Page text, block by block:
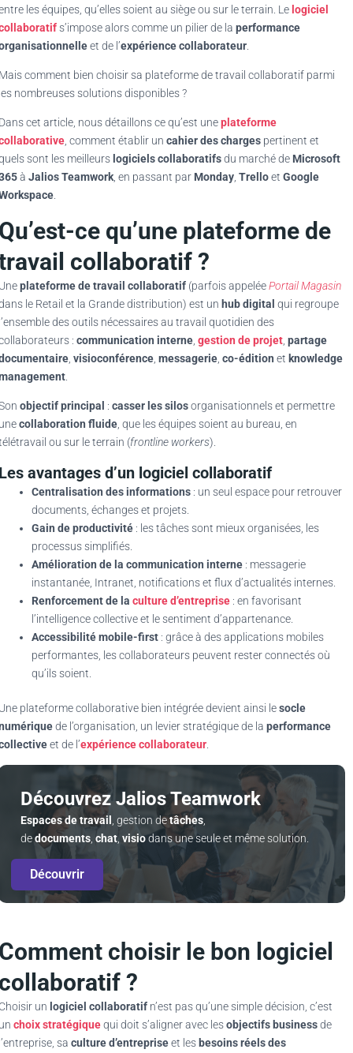
les équipes, qu’elles soient au siège ou sur le terrain. Lelogiciel
s’impose alors comme un pilier de la performance
et de l’expérience collaborateur
comment bien choisir sa plateforme de travail collaboratif parmi
nombreuses solutions disponibles ?
cet article, nous détaillons ce qu’est uneplateforme
, comment établir un cahier des charges pertinent et
sont les meilleurslogiciels collaboratifsdu marché de Microsoft
à Jalios Teamwork , en passant par Monday Trelloet Google
ce qu’une plateforme de
collaboratif ?
plateforme de travail collaboratif (parfois appeléePortail Magasin
le Retail et la Grande distribution) est un hub digital qui regroupe
des outils nécessaires au travail quotidien des
: communication interne gestion de projet partage
visioconférence messagerie co-édition et knowledge
objectif principal : casser les silosorganisationnels et permettre
collaboration fluide , que les équipes soient au bureau, en
ou sur le terrain (frontline workers).
avantages d’un logiciel collaboratif
Centralisation des informations : un seul espace pour retrouver
documents, échanges et projets.
Gain de productivité : les tâches sont mieux organisées, les
processus simplifiés.
Amélioration de la communication interne : messagerie
instantanée, Intranet, notifications et flux d’actualités internes.
Renforcement de la culture d’entreprise : en favorisant
l’intelligence collective et le sentiment d’appartenance.
Accessibilité mobile-first : grâce à des applications mobiles
performantes, les collaborateurs peuvent rester connectés où
qu’ils soient.
plateforme collaborative bien intégrée devient ainsi lesocle
de l’organisation, un levier stratégique de la performance
et de l’expérience collaborateur
Découvrez Jalios Teamwork
Espaces de travail , gestion detâches
dedocuments chat, visiodans une seule et même solution.
Découvrir
choisir le bon logiciel
?
un logiciel collaboratif n’est pas qu’une simple décision, c’est
choix stratégiquequi doit s’aligner avec lesobjectifs businessde
sa culture d’entrepriseet lesbesoins réels des